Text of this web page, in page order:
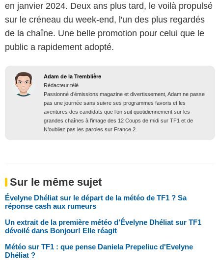
en janvier 2024. Deux ans plus tard, le voilà propulsé
sur le créneau du week-end, l'un des plus regardés
de la chaîne. Une belle promotion pour celui que le
public a rapidement adopté.
Adam de la Tremblière
Rédacteur télé
Passionné d’émissions magazine et divertissement, Adam ne passe
pas une journée sans suivre ses programmes favoris et les
aventures des candidats que l’on suit quotidiennement sur les
grandes chaînes à l’image des 12 Coups de midi sur TF1 et de
N’oubliez pas les paroles sur France 2.
Sur le même sujet
Évelyne Dhéliat sur le départ de la météo de TF1 ? Sa
réponse cash aux rumeurs
Un extrait de la première météo d’Évelyne Dhéliat sur TF1
dévoilé dans Bonjour! Elle réagit
Météo sur TF1 : que pense Daniela Prepeliuc d'Evelyne
Dhéliat ?